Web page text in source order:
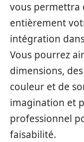
vous permettra
entièrement
intégration
Vous pourrez
dimensions,
couleur et de
imagination et
professionnel
faisabilité.